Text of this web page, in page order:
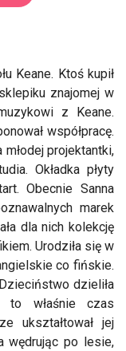
Keane. Ktoś kupił
znajomej w
z Keane.
współpracę.
projektantki,
Okładka płyty
Obecnie Sanna
marek
dla nich kolekcję
Urodziła się w
co fińskie.
dzieliła
to właśnie czas
ukształtował jej
wędrując po lesie,